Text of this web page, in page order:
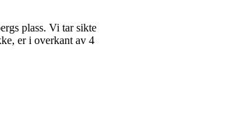
plass. Vi tar sikte
er i overkant av 4